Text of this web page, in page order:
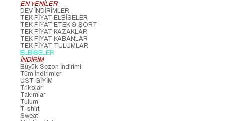
EN YENİLER
DEV İNDİRİMLER
TEK FİYAT ELBİSELER
TEK FİYAT ETEK & ŞORT
TEK FİYAT KAZAKLAR
TEK FİYAT KABANLAR
TEK FİYAT TULUMLAR
ELBİSELER
İNDİRİM
Büyük Sezon İndirimi
Tüm İndirimler
ÜST GİYİM
Trikolar
Takımlar
Tulum
T-shirt
Sweat